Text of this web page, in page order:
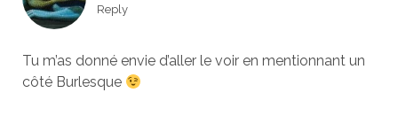
Reply
Tu m’as donné envie d’aller le voir en mentionnant un
côté Burlesque